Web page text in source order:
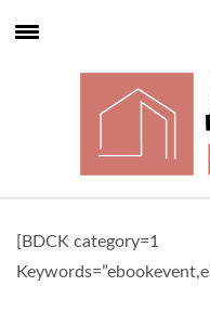
[BDCK category=1